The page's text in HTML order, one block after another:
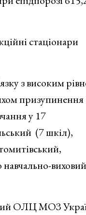
стаціонари
з високим
призупинення
у 17
(7 шкіл),
виховий
ОЛЦ МОЗ